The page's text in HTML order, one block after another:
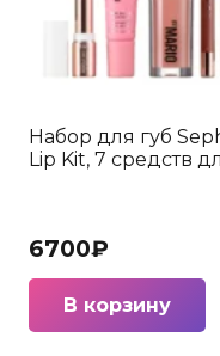
Набор для губ
Lip Kit, 7 средств
6700₽
В корзину